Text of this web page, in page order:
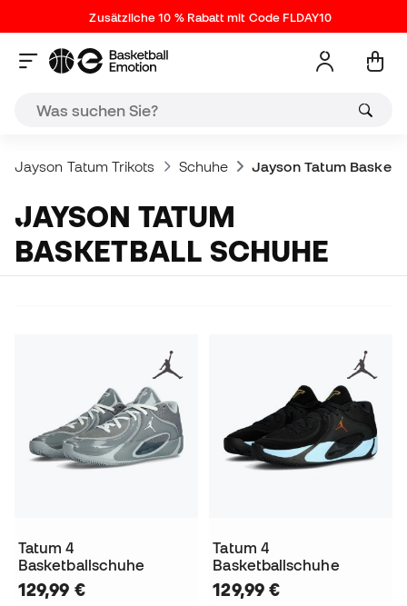
Zusätzliche 10 % Rabatt mit Code FLDAY10
Jayson Tatum Trikots Schuhe Jayson Tatum
JAYSON TATUM
BASKETBALL SCHUHE
Tatum 4
Basketballschuhe
129,99 €
Tatum 4
Basketballschuhe
129,99 €